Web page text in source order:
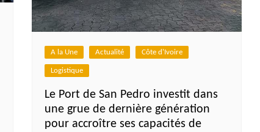
A la Une Actualité Côte d'Ivoire
Logistique
Le Port de San Pedro investit dans
une grue de dernière génération
pour accroître ses capacités de